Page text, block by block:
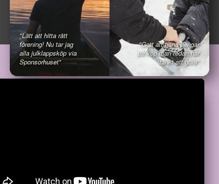
"Lätt att hitta rätt
förening! Nu tar jag
alla julklappsköp via
Sponsorhuset"
"Gott att tjäna pengar
på köp man redan har
tänkt att göra"